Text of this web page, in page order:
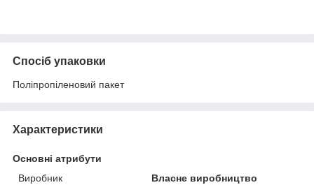
Спосіб упаковки
Поліпропіленовий пакет
Характеристики
Основні атрибути
Виробник
Власне виробництво